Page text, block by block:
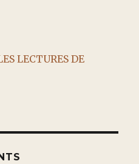
LECTURES DE